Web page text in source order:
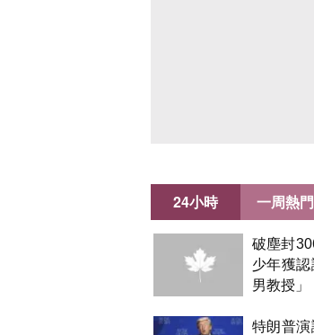
24小時
破塵封
少年獲
男教授」
特朗普
一周熱門